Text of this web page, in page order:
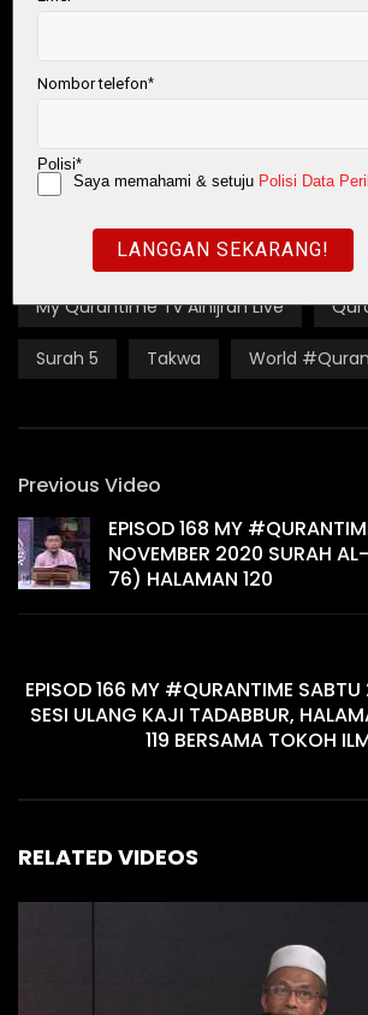
Malaysia #QuranHour Malaysia
My #QuranTime My Quran
My Quran Time Live My Quran
My Qurantime Al Hijrah My
My Qurantime Tv Alhijrah Live
Surah 5 Takwa World
Previous Video
EPISOD 168 MY
NOVEMBER 2020 SURAH
76) HALAMAN 120
EPISOD 166 MY #QURANTIME SABTU
SESI ULANG KAJI TADABBUR,
119 BERSAMA TOKOH
RELATED VIDEOS